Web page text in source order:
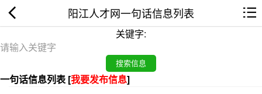
阳江人才网一句话信息列表
关键字:
一句话信息列表 [我要发布信息]